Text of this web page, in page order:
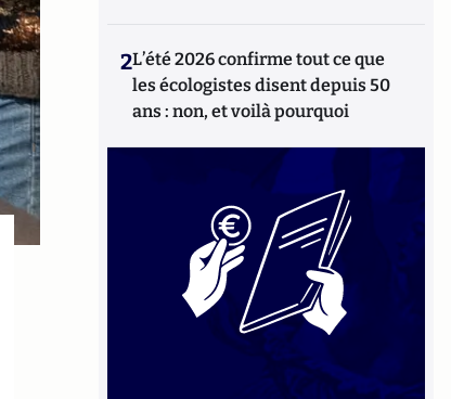
2L’été 2026 confirme tout ce que
les écologistes disent depuis 50
ans : non, et voilà pourquoi